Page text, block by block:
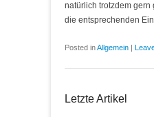
natürlich trotzdem gern
die entsprechenden
Posted inAllgemein |
Letzte Artikel